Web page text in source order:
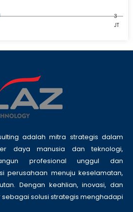
3
JT
adalah mitra strategis dalam
daya manusia dan teknologi,
profesional unggul dan
perusahaan menuju keselamatan,
Dengan keahlian, inovasi, dan
solusi strategis menghadapi